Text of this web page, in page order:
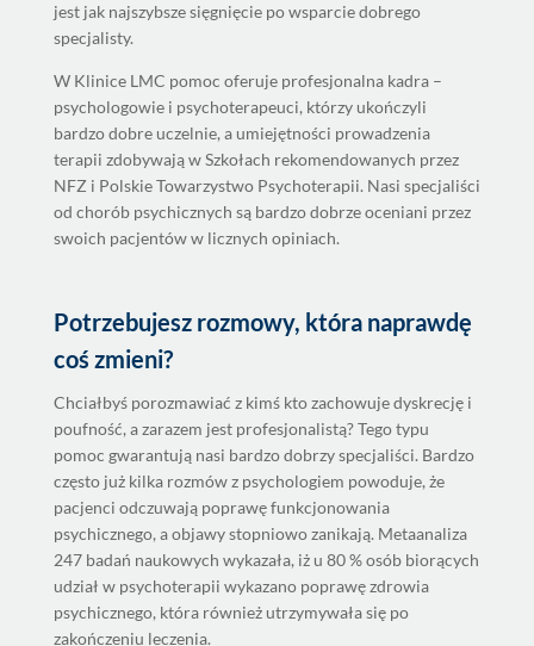
jest jak najszybsze sięgnięcie po wsparcie dobrego
specjalisty.
W Klinice LMC pomoc oferuje profesjonalna kadra –
psychologowie i psychoterapeuci, którzy ukończyli
bardzo dobre uczelnie, a umiejętności prowadzenia
terapii zdobywają w Szkołach rekomendowanych przez
NFZ i Polskie Towarzystwo Psychoterapii. Nasi specjaliści
od chorób psychicznych są bardzo dobrze oceniani przez
swoich pacjentów w licznych opiniach.
Potrzebujesz rozmowy, która naprawdę
coś zmieni?
Chciałbyś porozmawiać z kimś kto zachowuje dyskrecję i
poufność, a zarazem jest profesjonalistą? Tego typu
pomoc gwarantują nasi bardzo dobrzy specjaliści. Bardzo
często już kilka rozmów z psychologiem powoduje, że
pacjenci odczuwają poprawę funkcjonowania
psychicznego, a objawy stopniowo zanikają. Metaanaliza
247 badań naukowych wykazała, iż u 80 % osób biorących
udział w psychoterapii wykazano poprawę zdrowia
psychicznego, która również utrzymywała się po
zakończeniu leczenia.